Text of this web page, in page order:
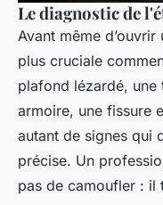
Le diagnostic de
Avant même
plus cruciale
plafond lézardé, une
armoire, une fissure
autant de signes qui
précise. Un
pas de camoufler : il